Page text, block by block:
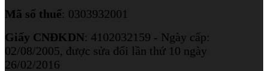
Mã số thuế: 0303932001
Giấy CNĐKDN: 4102032159 - Ngày cấp:
02/08/2005, được sửa đổi lần thứ 10 ngày
26/02/2016